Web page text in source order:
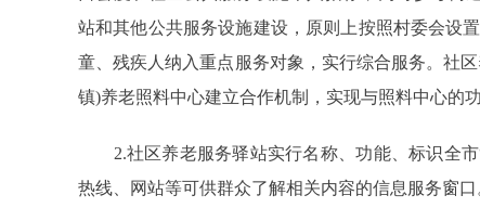
站和其他公共服务设施建设，原则上按照村委会设
童、残疾人纳入重点服务对象，实行综合服务。社
镇)养老照料中心建立合作机制，实现与照料中心的
2.社区养老服务驿站实行名称、功能、标识全市
热线、网站等可供群众了解相关内容的信息服务窗口